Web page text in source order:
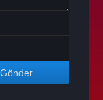
Gönder